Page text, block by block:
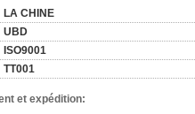
LA CHINE
UBD
ISO9001
TT001
et expédition: